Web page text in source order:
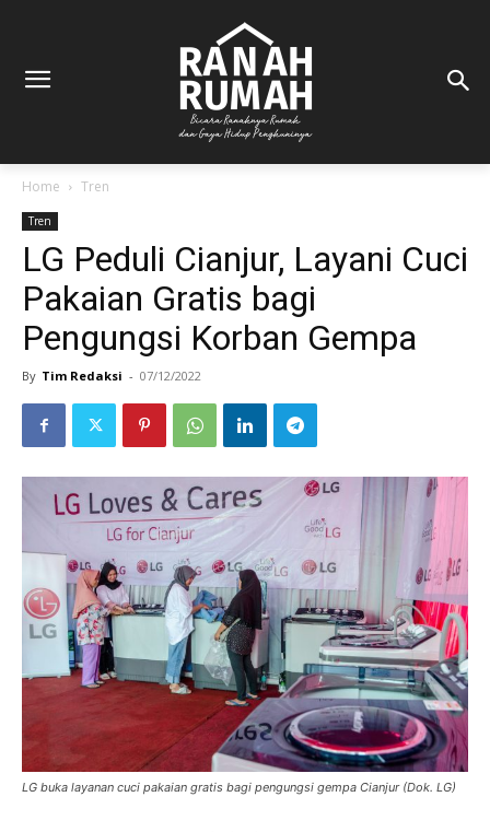
Home Tren
Tren
LG Peduli Cianjur, Layani Cuci
Pakaian Gratis bagi
Pengungsi Korban Gempa
By Tim Redaksi - 07/12/2022
LG buka layanan cuci pakaian gratis bagi pengungsi gempa Cianjur (Dok. LG)